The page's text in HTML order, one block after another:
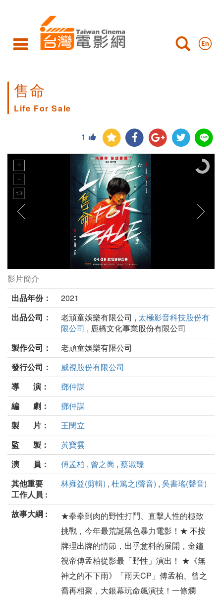
售命
Life For Sale
1
售命劇照
影片簡介
出品年份：
2021
出品公司：
老頑童娛樂有限公司 , 太極影音科技股份有
限公司 , 鹿橋文化事業股份有限公司
製作公司：
老頑童娛樂有限公司
發行公司：
威視股份有限公司
導 演：
鄧仲謀
編 劇：
鄧仲謀
製 片：
王閔立
監 製：
黃寶雲
演 員：
傅孟柏 , 曾之喬 , 蔡淑臻
其他重要
工作人員 :
林雍益(剪輯) , 杜篤之(聲音) , 吳書瑤(聲音)
故事大綱 :
★拳拳到肉的野性打鬥、直擊人性的極致
挑戰，今年最荒誕黑色暴力電影！★ 不按
牌理出牌的情節，出乎意料的展開，金鐘
視帝傅孟柏從影最「野性」演出！ ★《無
神之的不下雨》「雨天CP」傅孟柏、曾之
喬再相聚，大銀幕玩命飆演技！一條爛